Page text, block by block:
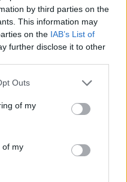
by third parties on the
This information may
on the IAB’s List of
further disclose it to other
Outs
of my
of my